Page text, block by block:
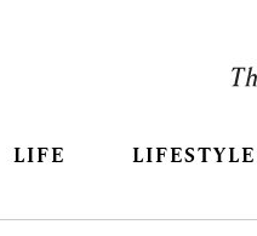
LIFE LIFESTYLE